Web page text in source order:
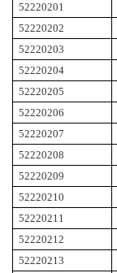
52220201
52220202
52220203
52220204
52220205
52220206
52220207
52220208
52220209
52220210
52220211
52220212
52220213